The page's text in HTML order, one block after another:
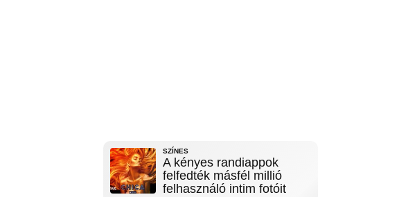
SZÍNES
A kényes randiappok
felfedték másfél millió
felhasználó intim fotóit